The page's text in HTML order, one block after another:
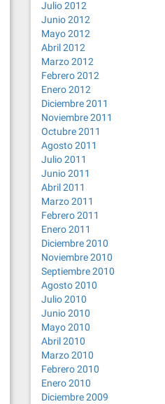
Julio 2012
Junio 2012
Mayo 2012
Abril 2012
Marzo 2012
Febrero 2012
Enero 2012
Diciembre 2011
Noviembre 2011
Octubre 2011
Agosto 2011
Julio 2011
Junio 2011
Abril 2011
Marzo 2011
Febrero 2011
Enero 2011
Diciembre 2010
Noviembre 2010
Septiembre 2010
Agosto 2010
Julio 2010
Junio 2010
Mayo 2010
Abril 2010
Marzo 2010
Febrero 2010
Enero 2010
Diciembre 2009